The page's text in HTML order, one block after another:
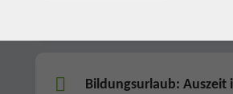
Bildungsurlaub: Auszeit